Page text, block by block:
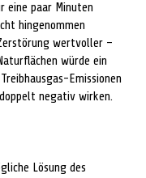
eine paar Minuten
hingenommen
wertvoller –
würde ein
Emissionen
negativ wirken.
Lösung des